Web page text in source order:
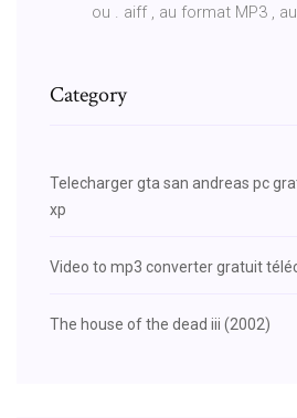
ou . aiff , au format MP3 ,
Category
Telecharger gta san andreas pc
xp
Video to mp3 converter gratuit
The house of the dead iii (2002)